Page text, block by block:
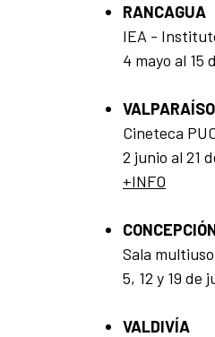
RANCAGUA
IEA -
4 mayo al 15
VALPARAÍSO
Cineteca
2 junio al 21
+INFO
Sala
5, 12 y 19 de
VALDIVÍA